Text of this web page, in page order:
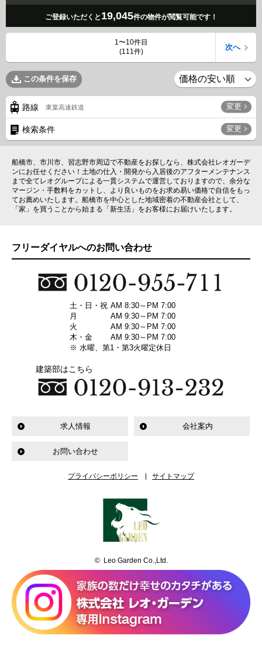
ご登録いただくと 19,045件の物件が閲覧可能です！
1〜10件目
(111件)
次へ
この条件を保存
路線 東葉高速鉄道 変更
検索条件 変更
船橋市、市川市、習志野市周辺で不動産をお探しなら、株式会社レオガーデ
ンにお任せください！土地の仕入・開発から入居後のアフターメンテナンス
まで全てレオグループによる一貫システムで運営しておりますので、余分な
マージン・手数料をカットし、より良いものをお求め易い価格で自信をもっ
てお薦めいたします。船橋市を中心とした地域密着の不動産会社として、
「家」を買うことから始まる「新生活」をお客様にお届けいたします。
フリーダイヤルへのお問い合わせ
土・日・祝 AM 8:30～PM 7:00
月
AM 9:30～PM 7:00
火
AM 9:30～PM 7:00
木・金
AM 9:30～PM 7:00
※ 水曜、第1・第3火曜定休日
建築部はこちら
求人情報 会社案内
お問い合わせ
プライバシーポリシー サイトマップ
© Leo Garden Co.,Ltd.